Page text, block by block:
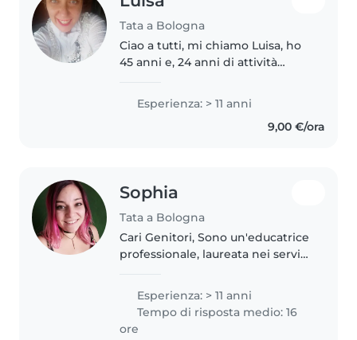
Tata a Bologna
Ciao a tutti, mi chiamo Luisa, ho
45 anni e, 24 anni di attività
0_3anni...amo questo bellissimo
lavoro che mi sorprende sempre
Esperienza: > 11 anni
9,00 €/ora
Sophia
Tata a Bologna
Cari Genitori, Sono un'educatrice
professionale, laureata nei servizi
volontariato negli ospedali o
all'estero come..
Esperienza: > 11 anni
Tempo di risposta medio: 16
ore